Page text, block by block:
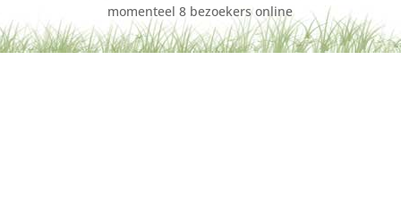
momenteel 8 bezoekers online